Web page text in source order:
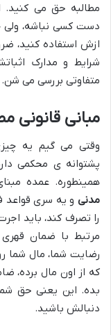
مطالبه حق می کنید.
دست کسی نباشه، ولی
ازش استفاده کنید،
شرایط و مدارک
متفاوتی بررسی می شن.
مبانی قانونی
وقتی می گیم یه
پشتوانه ی محکمی
همینطوره. عمده
مدنی و یه سری
را تصرف کند، باید
مرتبط با ضمان
رضایت شما، مال شما
که از اون مال برده،
بده. این یعنی حق
دنبالش باشید.